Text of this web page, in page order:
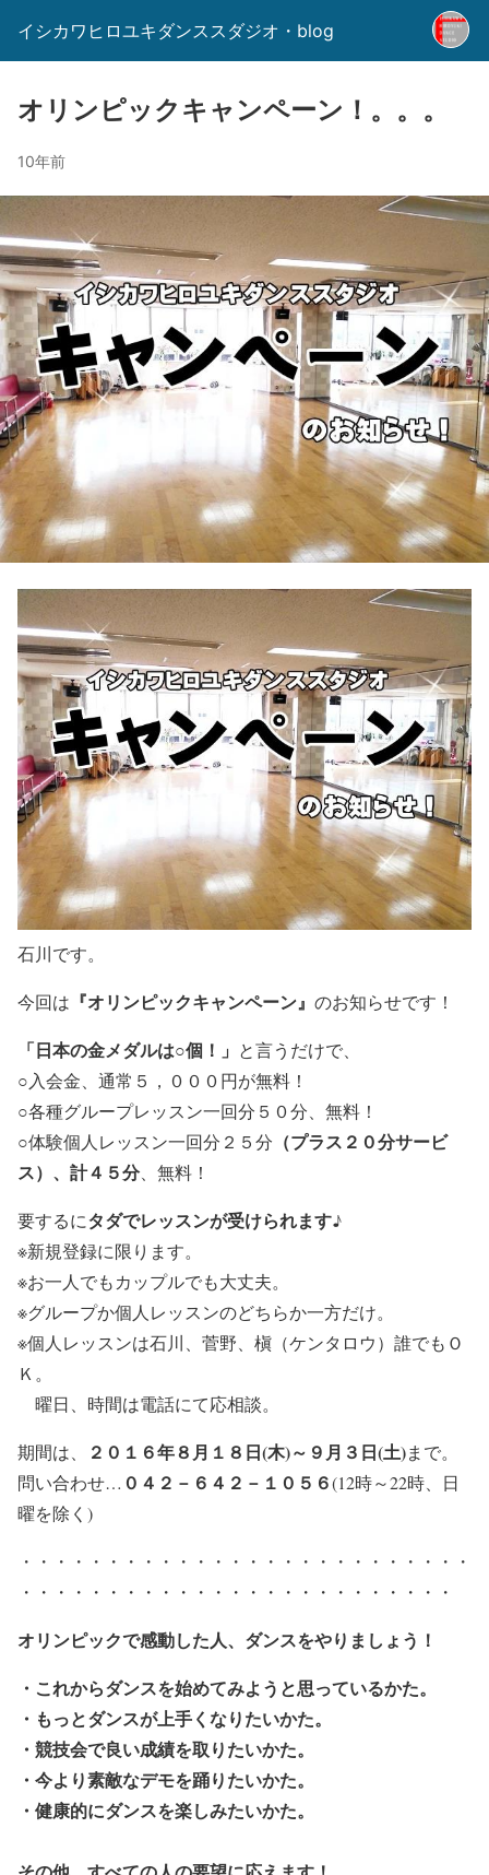
イシカワヒロユキダンススダジオ・blog
オリンピックキャンペーン！。。。
10年前
石川です。
今回は 『オリンピックキャンペーン』 のお知らせです！
「日本の金メダルは○個！」 と言うだけで、
○入会金、通常５，０００円が無料！
○各種グループレッスン一回分５０分、無料！
○体験個人レッスン一回分２５分 （プラス２０分サービ
ス）、計４５分、無料！
要するにタダでレッスンが受けられます♪
※新規登録に限ります。
※お一人でもカップルでも大丈夫。
※グループか個人レッスンのどちらか一方だけ。
※個人レッスンは石川、菅野、槇（ケンタロウ）誰でもＯ
Ｋ。
曜日、時間は電話にて応相談。
期間は、 ２０１６年８月１８日(木)～９月３日(土)まで。
問い合わせ… ０４２－６４２－１０５６(12時～22時、日
曜を除く)
・・・・・・・・・・・・・・・・・・・・・・・・・・
・・・・・・・・・・・・・・・・・・・・・・・・・
オリンピックで感動した人、ダンスをやりましょう！
・これからダンスを始めてみようと思っているかた。
・もっとダンスが上手くなりたいかた。
・競技会で良い成績を取りたいかた。
・今より素敵なデモを踊りたいかた。
・健康的にダンスを楽しみたいかた。